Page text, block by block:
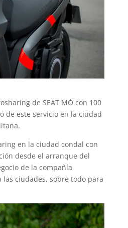
de SEAT MÓ con 100
de este servicio en la ciudad
en la ciudad condal con
desde el arranque del
de la compañía
ciudades, sobre todo para